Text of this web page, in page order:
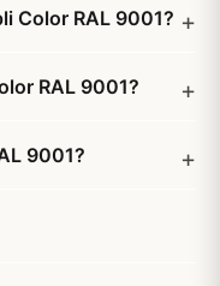
Color RAL 9001?
RAL 9001?
9001?